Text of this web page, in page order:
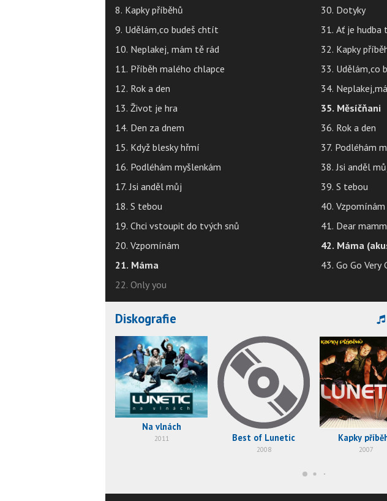
8. Kapky příběhů
9. Udělám,co budeš chtít
10. Neplakej, mám tě rád
11. Příběh malého chlapce
12. Rok a den
13. Život je hra
14. Den za dnem
15. Když blesky hřmí
16. Podléhám myšlenkám
17. Jsi anděl můj
18. S tebou
19. Chci vstoupit do tvých snů
20. Vzpomínám
21. Máma
22. Only you
30. Dotyky
31. Ať je hudba
32. Kapky
33. Udělám,co
34.
35. Měsíčňani
36. Rok a den
37. Podléhám
38. Jsi anděl
39. S tebou
40. Vzpomínám
41. Dear
42. Máma
43. Go Go
Diskografie
Na vlnách
2011 Best of Lunetic
2008
Kapky
2007